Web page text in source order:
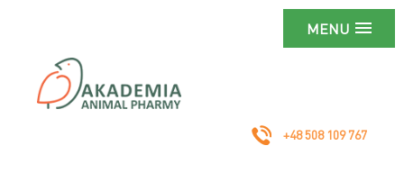
MENU
+48 508 109 767